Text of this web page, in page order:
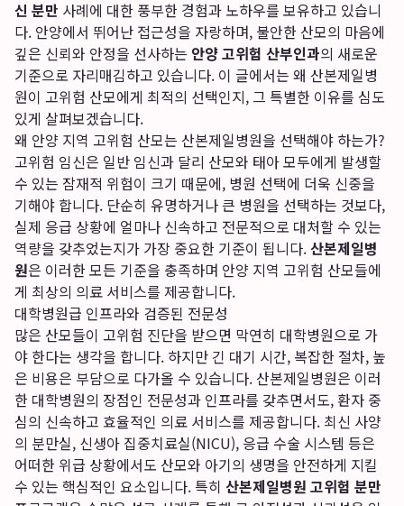
신 분만 사례에 대한 풍부한 경험과 노하우를 보유하고 있습니
다. 안양에서 뛰어난 접근성을 자랑하며, 불안한 산모의 마음에
깊은 신뢰와 안정을 선사하는 안양 고위험 산부인과의 새로운
기준으로 자리매김하고 있습니다. 이 글에서는 왜 산본제일병
원이 고위험 산모에게 최적의 선택인지, 그 특별한 이유를 심도
있게 살펴보겠습니다.
왜 안양 지역 고위험 산모는 산본제일병원을 선택해야 하는가?
고위험 임신은 일반 임신과 달리 산모와 태아 모두에게 발생할
수 있는 잠재적 위험이 크기 때문에, 병원 선택에 더욱 신중을
기해야 합니다. 단순히 유명하거나 큰 병원을 선택하는 것보다,
실제 응급 상황에 얼마나 신속하고 전문적으로 대처할 수 있는
역량을 갖추었는지가 가장 중요한 기준이 됩니다.산본제일병
원은 이러한 모든 기준을 충족하며 안양 지역 고위험 산모들에
게 최상의 의료 서비스를 제공합니다.
대학병원급 인프라와 검증된 전문성
많은 산모들이 고위험 진단을 받으면 막연히 대학병원으로 가
야 한다는 생각을 합니다. 하지만 긴 대기 시간, 복잡한 절차, 높
은 비용은 부담으로 다가올 수 있습니다. 산본제일병원은 이러
한 대학병원의 장점인 전문성과 인프라를 갖추면서도, 환자 중
심의 신속하고 효율적인 의료 서비스를 제공합니다. 최신 사양
의 분만실, 신생아 집중치료실(NICU), 응급 수술 시스템 등은
어떠한 위급 상황에서도 산모와 아기의 생명을 안전하게 지킬
수 있는 핵심적인 요소입니다. 특히 산본제일병원 고위험 분만